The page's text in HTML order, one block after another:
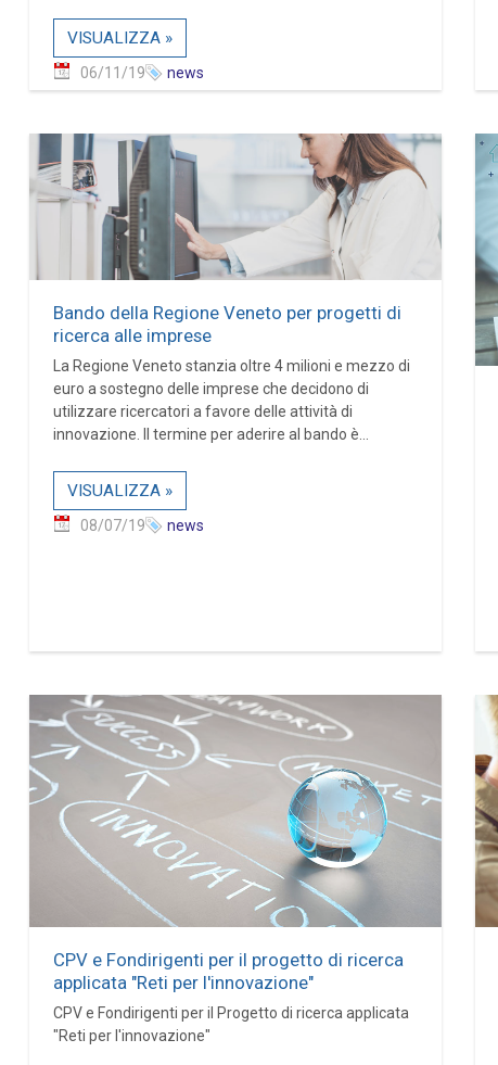
VISUALIZZA »
06/11/19 news
Bando della Regione Veneto per progetti di
ricerca alle imprese
La Regione Veneto stanzia oltre 4 milioni e mezzo di
euro a sostegno delle imprese che decidono di
utilizzare ricercatori a favore delle attività di
innovazione. Il termine per aderire al bando è...
VISUALIZZA »
08/07/19 news
CPV e Fondirigenti per il progetto di ricerca
applicata "Reti per l'innovazione"
CPV e Fondirigenti per il Progetto di ricerca applicata
"Reti per l'innovazione"